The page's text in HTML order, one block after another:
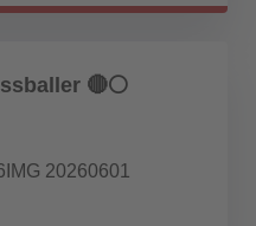
🔴⚪️